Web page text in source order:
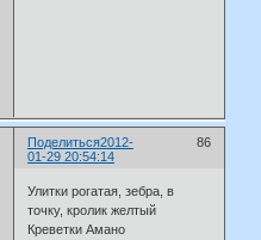
Поделиться 86
2012-
01-29 20:54:14
Улитки рогатая, зебра, в
точку, кролик желтый
Креветки Амано